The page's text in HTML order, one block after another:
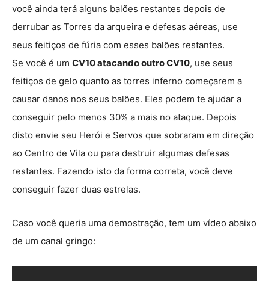
você ainda terá alguns balões restantes depois de
derrubar as Torres da arqueira e defesas aéreas, use
seus feitiços de fúria com esses balões restantes.
Se você é um CV10 atacando outro CV10, use seus
feitiços de gelo quanto as torres inferno começarem a
causar danos nos seus balões. Eles podem te ajudar a
conseguir pelo menos 30% a mais no ataque. Depois
disto envie seu Herói e Servos que sobraram em direção
ao Centro de Vila ou para destruir algumas defesas
restantes. Fazendo isto da forma correta, você deve
conseguir fazer duas estrelas.
Caso você queria uma demostração, tem um vídeo abaixo
de um canal gringo: